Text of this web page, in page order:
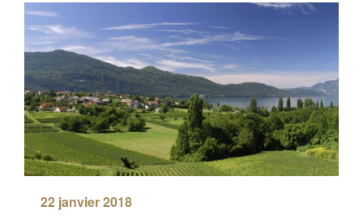
22 janvier 2018